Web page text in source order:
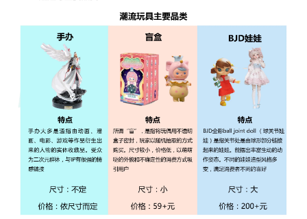
认证服务商 设计服务商
有赞云 数据通服务